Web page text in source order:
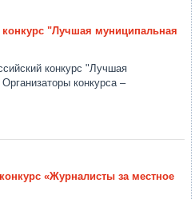
конкурс "Лучшая муниципальная
конкурс "Лучшая
конкурса –
«Журналисты за местное